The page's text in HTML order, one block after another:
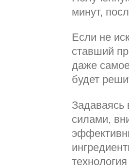
минут,
Если не
ставший
даже
будет
Задаваясь
силами,